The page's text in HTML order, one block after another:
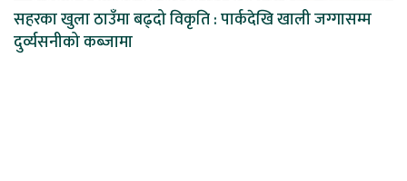
सहरका खुला ठाउँमा बढ्दो विकृति : पार्कदेखि खाली जग्गासम्म
दुर्व्यसनीको कब्जामा